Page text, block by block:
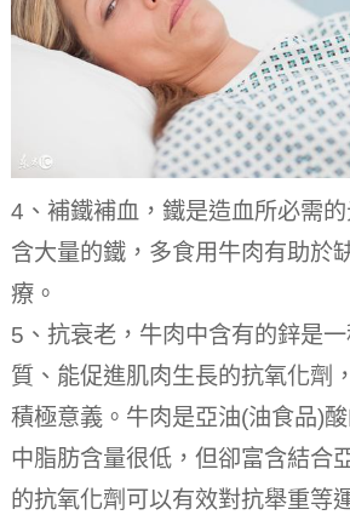
4、補鐵補血，鐵是造血所必需
含大量的鐵，多食用牛肉有助於
療。
5、抗衰老，牛肉中含有的鋅是
質、能促進肌肉生長的抗氧化劑
積極意義。 牛肉是亞油(油食品)
中脂肪含量很低，但卻富含結合
的抗氧化劑可以有效對抗舉重等